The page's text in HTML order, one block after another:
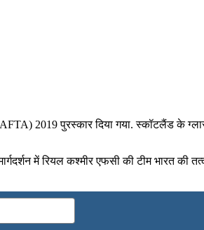
2019 पुरस्कार दिया गया. स्कॉटलैंड के
में रियल कश्मीर एफसी की टीम भारत की